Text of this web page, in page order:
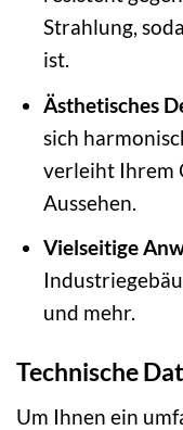
Strahlung,
ist.
Ästhetisches
sich
verleiht Ihrem
Aussehen.
Vielseitige
und mehr.
Technische
Um Ihnen ein